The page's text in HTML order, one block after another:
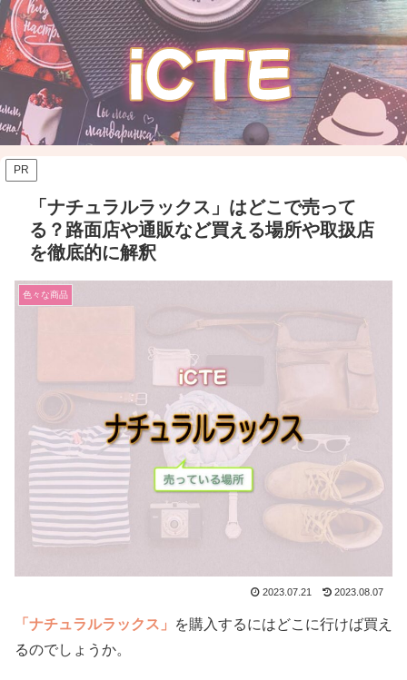
PR
「ナチュラルラックス」はどこで売って
る？路面店や通販など買える場所や取扱店
を徹底的に解釈
色々な商品
2023.07.21 2023.08.07
「ナチュラルラックス」
を購入するにはどこに行けば買え
るのでしょうか。